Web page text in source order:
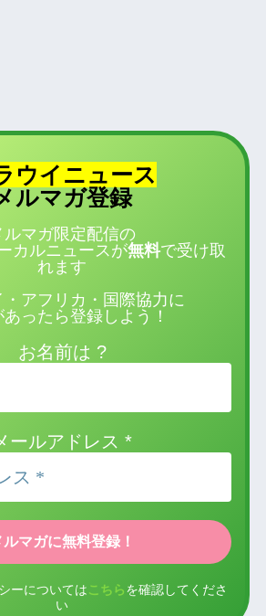
ウイニュース
ルマガ登録
ルマガ限定配信の
カルニュースが無料で受け取
れます
・アフリカ・国際協力に
ったら登録しよう！
お名前は ?
ールアドレス *
ーについてはこちら を確認してくださ
い